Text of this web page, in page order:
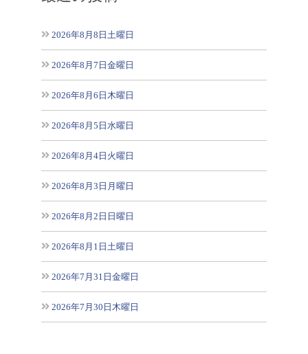
2026年8月8日土曜日
2026年8月7日金曜日
2026年8月6日木曜日
2026年8月5日水曜日
2026年8月4日火曜日
2026年8月3日月曜日
2026年8月2日日曜日
2026年8月1日土曜日
2026年7月31日金曜日
2026年7月30日木曜日